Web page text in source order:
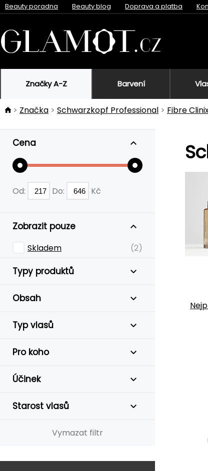
Beauty poradna Beauty blog Doprava a platba
Značky A-Z Barvení
Značka Schwarzkopf Professional Fibre
Cena
Od: Do: Kč
Zobrazit pouze
Skladem (2)
Typy produktů
Obsah
Typ vlasů
Pro koho
Účinek
Starost vlasů
Vymazat filtr